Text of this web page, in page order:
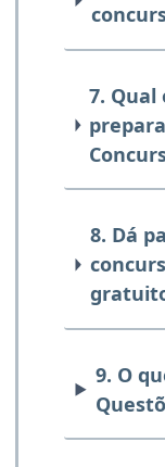
7. Qual
8. Dá
9. O